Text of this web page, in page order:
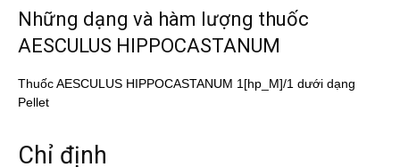
Những dạng và hàm lượng thuốc
AESCULUS HIPPOCASTANUM
Thuốc AESCULUS HIPPOCASTANUM 1[hp_M]/1 dưới dạng
Pellet
Chỉ định